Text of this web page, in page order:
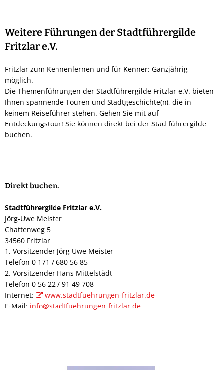
Weitere Führungen der Stadtführergilde
Fritzlar e.V.
Fritzlar zum Kennenlernen und für Kenner: Ganzjährig
möglich.
Die Themenführungen der Stadtführergilde Fritzlar e.V. bieten
Ihnen spannende Touren und Stadtgeschichte(n), die in
keinem Reiseführer stehen. Gehen Sie mit auf
Entdeckungstour! Sie können direkt bei der Stadtführergilde
buchen.
Direkt buchen:
Stadtführergilde Fritzlar e.V.
Jörg-Uwe Meister
Chattenweg 5
34560 Fritzlar
1. Vorsitzender Jörg Uwe Meister
Telefon 0 171 / 680 56 85
2. Vorsitzender Hans Mittelstädt
Telefon 0 56 22 / 91 49 708
Internet:
www.stadtfuehrungen-fritzlar.de
E-Mail: info@stadtfuehrungen-fritzlar.de